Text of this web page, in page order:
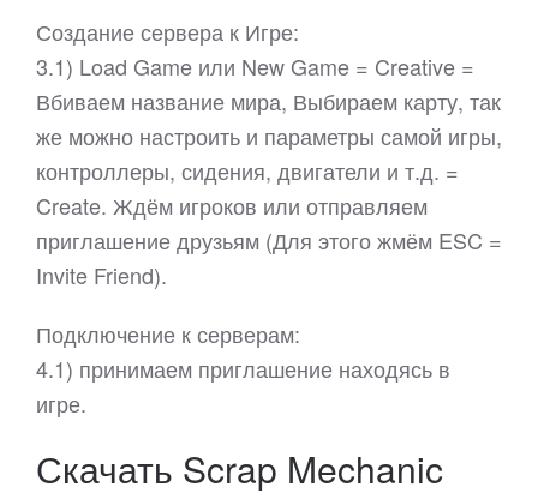
Создание сервера к Игре:
3.1) Load Game или New Game = Creative =
Вбиваем название мира, Выбираем карту, так
же можно настроить и параметры самой игры,
контроллеры, сидения, двигатели и т.д. =
Create. Ждём игроков или отправляем
приглашение друзьям (Для этого жмём ESC =
Invite Friend).
Подключение к серверам:
4.1) принимаем приглашение находясь в
игре.
Скачать Scrap Mechanic